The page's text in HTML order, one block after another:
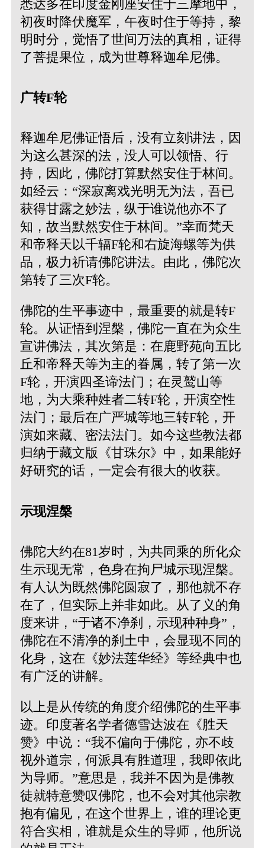
悉达多在印度金刚座安住于三摩地中，
初夜时降伏魔军，午夜时住于等持，黎
明时分，觉悟了世间万法的真相，证得
了菩提果位，成为世尊释迦牟尼佛。
广转F轮
释迦牟尼佛证悟后，没有立刻讲法，因
为这么甚深的法，没人可以领悟、行
持，因此，佛陀打算默然安住于林间。
如经云：“深寂离戏光明无为法，吾已
获得甘露之妙法，纵于谁说他亦不了
知，故当默然安住于林间。”幸而梵天
和帝释天以千辐F轮和右旋海螺等为供
品，极力祈请佛陀讲法。由此，佛陀次
第转了三次F轮。
佛陀的生平事迹中，最重要的就是转F
轮。从证悟到涅槃，佛陀一直在为众生
宣讲佛法，其次第是：在鹿野苑向五比
丘和帝释天等为主的眷属，转了第一次
F轮，开演四圣谛法门；在灵鹫山等
地，为大乘种姓者二转F轮，开演空性
法门；最后在广严城等地三转F轮，开
演如来藏、密法法门。如今这些教法都
归纳于藏文版《甘珠尔》中，如果能好
好研究的话，一定会有很大的收获。
示现涅槃
佛陀大约在81岁时，为共同乘的所化众
生示现无常，色身在拘尸城示现涅槃。
有人认为既然佛陀圆寂了，那他就不存
在了，但实际上并非如此。从了义的角
度来讲，“于诸不净刹，示现种种身”，
佛陀在不清净的刹土中，会显现不同的
化身，这在《妙法莲华经》等经典中也
有广泛的讲解。
以上是从传统的角度介绍佛陀的生平事
迹。印度著名学者德雪达波在《胜天
赞》中说：“我不偏向于佛陀，亦不歧
视外道宗，何派具有胜道理，我即依此
为导师。”意思是，我并不因为是佛教
徒就特意赞叹佛陀，也不会对其他宗教
抱有偏见，在这个世界上，谁的理论更
符合实相，谁就是众生的导师，他所说